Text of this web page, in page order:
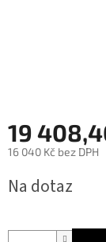
19
16 040 Kč bez DPH
cena:
Na dotaz